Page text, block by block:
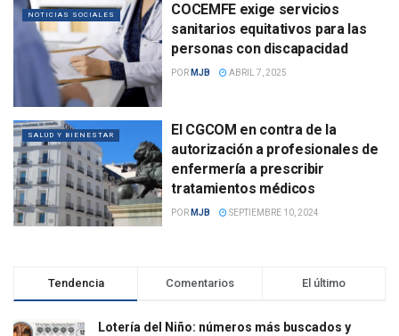
NOTICIAS SOCIALES
COCEMFE exige servicios
sanitarios equitativos para las
personas con discapacidad
POR MJB ABRIL 7, 2025
SALUD Y BIENESTAR
El CGCOM en contra de la
autorización a profesionales de
enfermería a prescribir
tratamientos médicos
POR MJB SEPTIEMBRE 10, 2024
Tendencia Comentarios El último
Lotería del Niño: números más buscados y